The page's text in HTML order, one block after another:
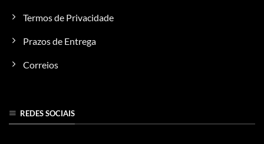
Termos de Privacidade
Prazos de Entrega
Correios
REDES SOCIAIS